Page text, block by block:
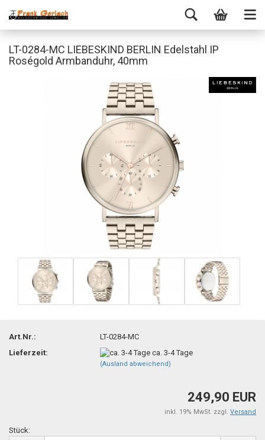
LT-0284-MC LIEBESKIND BERLIN Edelstahl IP
Roségold Armbanduhr, 40mm
Art.Nr.:
LT-0284-MC
Lieferzeit:
ca. 3-4 Tage
(Ausland abweichend)
249,90 EUR
inkl. 19% MwSt. zzgl. Versand
Stück: